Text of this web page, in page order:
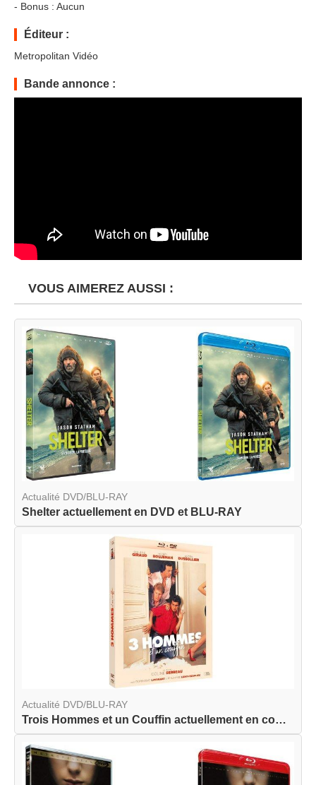
- Bonus : Aucun
Éditeur :
Metropolitan Vidéo
Bande annonce :
VOUS AIMEREZ AUSSI :
Actualité DVD/BLU-RAY
Shelter actuellement en DVD et BLU-RAY
Actualité DVD/BLU-RAY
Trois Hommes et un Couffin actuellement en combo...